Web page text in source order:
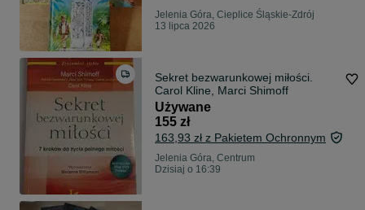
Jelenia Góra, Cieplice Śląskie-Zdrój
13 lipca 2026
Sekret bezwarunkowej miłości.
Carol Kline, Marci Shimoff
Używane
155 zł
163,93 zł z Pakietem Ochronnym
Jelenia Góra, Centrum
Dzisiaj o 16:39